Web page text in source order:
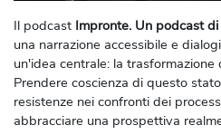
Il podcast Impronte. Un podcast
una narrazione accessibile e
un'idea centrale: la
Prendere coscienza di questo
resistenze nei confronti dei
abbracciare una prospettiva